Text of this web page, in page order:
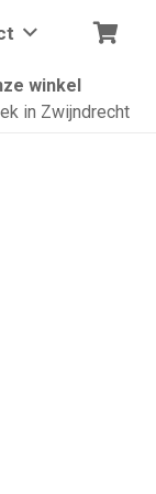
winkel
in Zwijndrecht